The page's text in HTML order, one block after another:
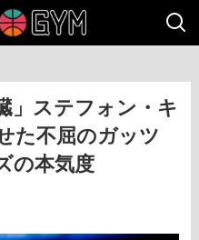
」ステフォン・キ
た不屈のガッツ
の本気度